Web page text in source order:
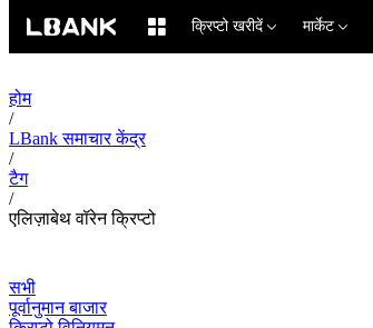
क्रिप्टो खरीदें मार्केट
होम
/
LBank समाचार केंद्र
/
टैग
/
एलिज़ाबेथ वॉरेन क्रिप्टो
सभी
पूर्वानुमान बाजार